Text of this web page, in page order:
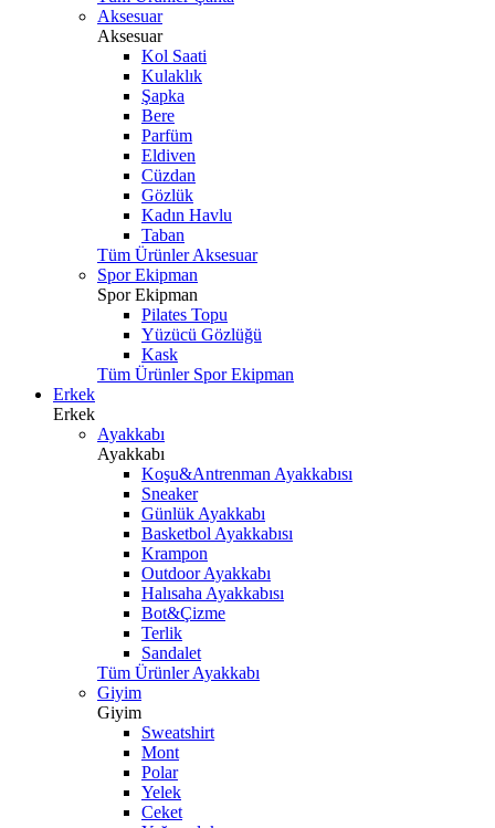
Aksesuar
Aksesuar
Kol Saati
Kulaklık
Şapka
Bere
Parfüm
Eldiven
Cüzdan
Gözlük
Kadın Havlu
Taban
Tüm Ürünler Aksesuar
Spor Ekipman
Spor Ekipman
Pilates Topu
Yüzücü Gözlüğü
Kask
Tüm Ürünler Spor Ekipman
Erkek
Erkek
Ayakkabı
Ayakkabı
Koşu&Antrenman Ayakkabısı
Sneaker
Günlük Ayakkabı
Basketbol Ayakkabısı
Krampon
Outdoor Ayakkabı
Halısaha Ayakkabısı
Bot&Çizme
Terlik
Sandalet
Tüm Ürünler Ayakkabı
Giyim
Giyim
Sweatshirt
Mont
Polar
Yelek
Ceket